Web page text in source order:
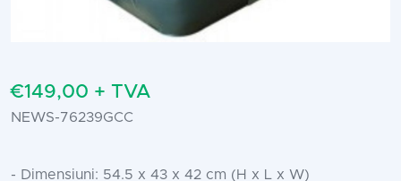
€149,00 + TVA
NEWS-76239GCC
- Dimensiuni: 54.5 x 43 x 42 cm (H x L x W)